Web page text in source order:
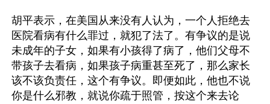
胡平表示，在美国从来没有人认为，一个人拒绝去
医院看病有什么罪过，就犯了法了。有争议的是说
未成年的子女，如果有小孩得了病了，他们父母不
带孩子去看病，如果孩子病重甚至死了，那么家长
该不该负责任，这个有争议。即便如此，他也不说
你是什么邪教，就说你疏于照管，按这个来去论